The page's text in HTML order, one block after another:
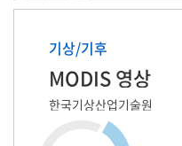
기상/기후
MODIS 영상
한국기상산업기술원